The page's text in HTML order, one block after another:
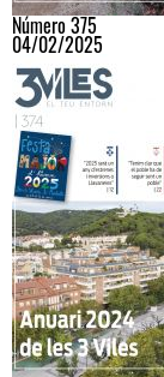
Número 375
04/02/2025